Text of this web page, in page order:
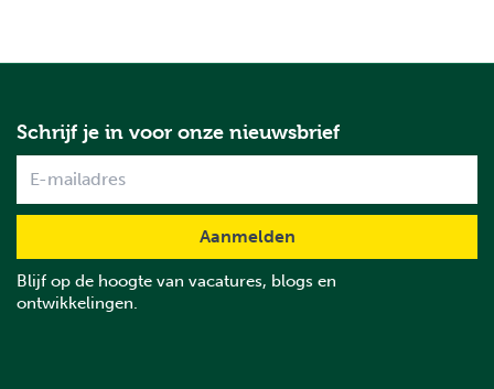
Schrijf je in voor onze nieuwsbrief
Blijf op de hoogte van vacatures, blogs en
ontwikkelingen.